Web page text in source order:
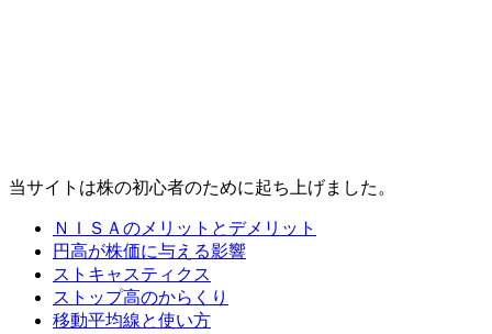
当サイトは株の初心者のために起ち上げました。
ＮＩＳＡのメリットとデメリット
円高が株価に与える影響
ストキャスティクス
ストップ高のからくり
移動平均線と使い方